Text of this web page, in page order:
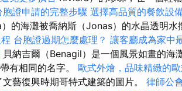
胞證申請的完整步驟 選擇高品質的餐飲設
的海灘被喬納斯（Jonas）的水晶透明水
台胞證過期怎麼處理？ 讓客廳成為家中
貝納吉爾（Benagil）是一個風景如畫的海
有相同的名字。 歐式外燴，品味精緻的
藝復興時期哥特式建築的圖片。 律師公